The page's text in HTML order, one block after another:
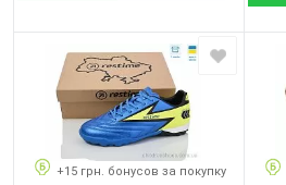
+15 грн. бонусов за покупку